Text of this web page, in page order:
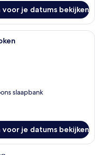
voor je datums bekijken
moderne hotelkamer met een
slaapbank
voor je datums bekijken